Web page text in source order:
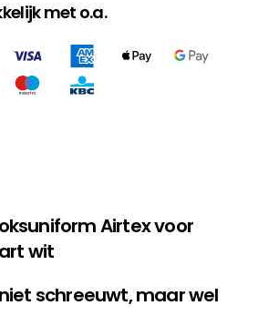
met o.a.
Airtex voor
wit
schreeuwt, maar wel